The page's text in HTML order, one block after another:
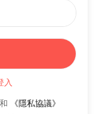
入
和
《隱私協議》